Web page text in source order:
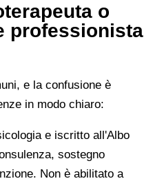
o
professionista
e la confusione è
in modo chiaro:
e iscritto all'Albo
sostegno
Non è abilitato a